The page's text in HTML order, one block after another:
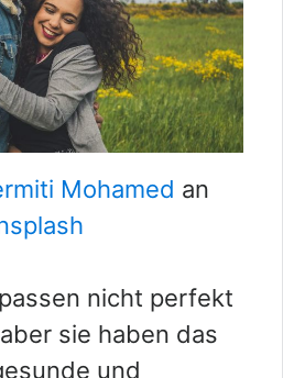
Mohamed an
nicht perfekt
sie haben das
und